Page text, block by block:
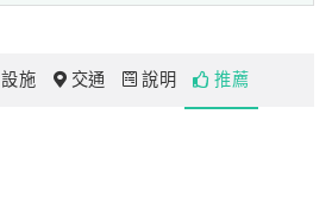
池，濃濃的日式風格和著暖暖的溫
設施 交通 說明 推薦